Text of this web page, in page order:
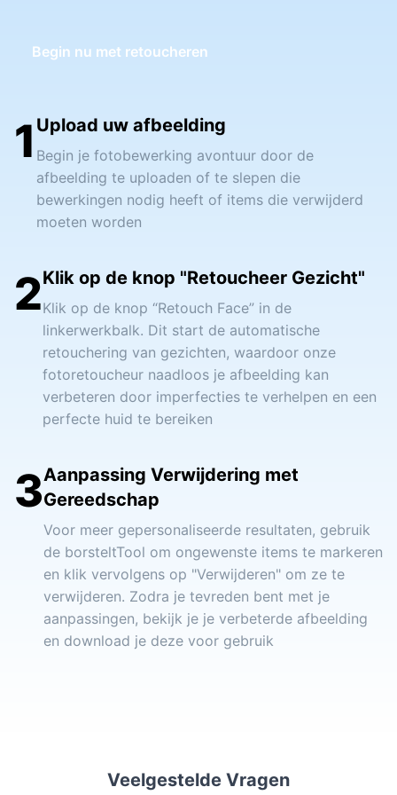
Begin nu met retoucheren
1 Upload uw afbeelding
Begin je fotobewerking avontuur door de
afbeelding te uploaden of te slepen die
bewerkingen nodig heeft of items die verwijderd
moeten worden
2Klik op de knop "Retoucheer Gezicht"
Klik op de knop “Retouch Face” in de
linkerwerkbalk. Dit start de automatische
retouchering van gezichten, waardoor onze
fotoretoucheur naadloos je afbeelding kan
verbeteren door imperfecties te verhelpen en een
perfecte huid te bereiken
3Aanpassing Verwijdering met
Gereedschap
Voor meer gepersonaliseerde resultaten, gebruik
de borsteltTool om ongewenste items te markeren
en klik vervolgens op "Verwijderen" om ze te
verwijderen. Zodra je tevreden bent met je
aanpassingen, bekijk je je verbeterde afbeelding
en download je deze voor gebruik
Veelgestelde Vragen